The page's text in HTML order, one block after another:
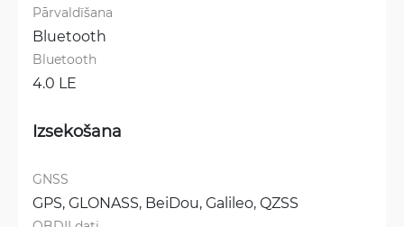
Pārvaldīšana
Bluetooth
Bluetooth
4.0 LE
Izsekošana
GNSS
GPS, GLONASS, BeiDou, Galileo, QZSS